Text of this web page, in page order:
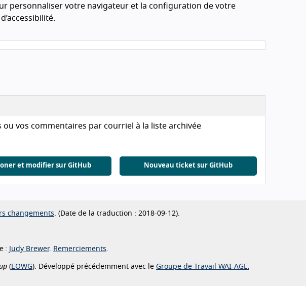
personnaliser votre navigateur et la configuration de votre
vos commentaires par courriel à la liste archivée
et modifier sur GitHub Nouveau ticket sur GitHub
changements . (Date de la traduction : 2018-09-12).
: Judy Brewer. Remerciements
(EOWG). Développé précédemment avec le Groupe de Travail WAI-AGE